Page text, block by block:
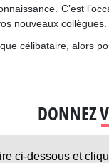
C’est
nouveaux
célibataire, alors
DONNEZ
ci-dessous et